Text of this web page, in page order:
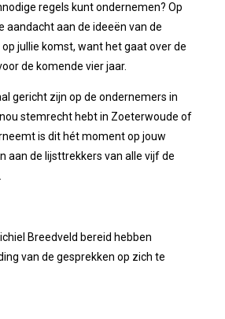
(!!)
Rijneke Boulevard
& Greet Druk Bezocht
Date(s)
regels kunt ondernemen? Op
aandacht aan de ideeën van de
op jullie komst, want het gaat over de
de komende vier jaar.
gericht zijn op de ondernemers in
stemrecht hebt in Zoeterwoude of
is dit hét moment op jouw
aan de lijsttrekkers van alle vijf de
Breedveld bereid hebben
van de gesprekken op zich te